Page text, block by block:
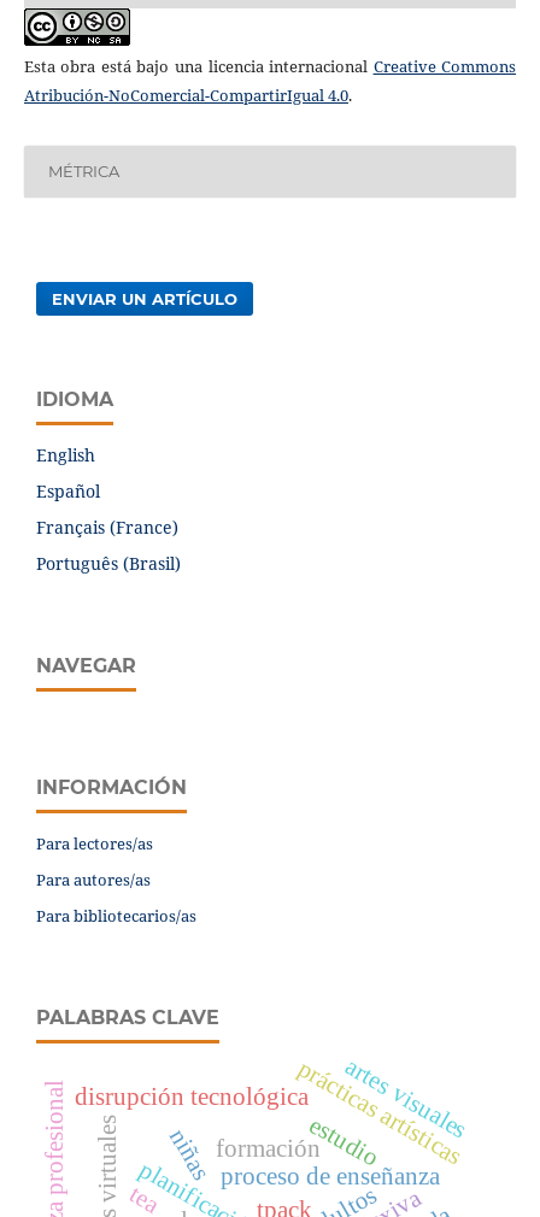
Esta obra está bajo una licencia internacional Creative Commons
Atribución-NoComercial-CompartirIgual 4.0.
MÉTRICA
ENVIAR UN ARTÍCULO
IDIOMA
English
Español
Français (France)
Português (Brasil)
NAVEGAR
INFORMACIÓN
Para lectores/as
Para autores/as
Para bibliotecarios/as
PALABRAS CLAVE
estudio
proceso de enseñanza
disrupción tecnológicaprácticas artísticas
formación
niñas
artes visuales
tea tpack